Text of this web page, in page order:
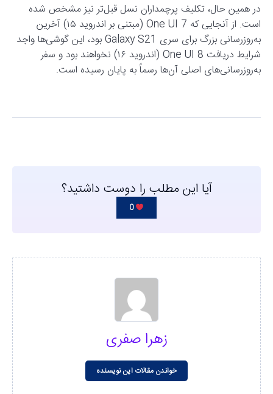
در همین حال، تکلیف پرچمداران نسل قبل‌تر نیز مشخص شده
است. از آنجایی که One UI 7 (مبتنی بر اندروید ۱۵) آخرین
به‌روزرسانی بزرگ برای سری Galaxy S21 بود، این گوشی‌ها واجد
شرایط دریافت One UI 8 (اندروید ۱۶) نخواهند بود و سفر
به‌روزرسانی‌های اصلی آن‌ها رسماً به پایان رسیده است.
آیا این مطلب را دوست داشتید؟
0
زهرا صفری
خواندن مقالات این نویسنده